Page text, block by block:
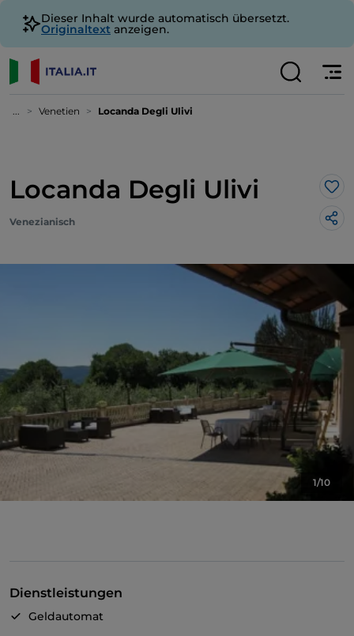
Dieser Inhalt wurde automatisch übersetzt.
Originaltext anzeigen.
... Venetien Locanda Degli Ulivi
Locanda Degli Ulivi
Venezianisch
1/10
Dienstleistungen
Geldautomat